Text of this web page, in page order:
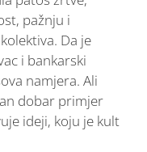
pažnju i
Da je
i bankarski
namjera. Ali
dobar primjer
ideji, koju je kult